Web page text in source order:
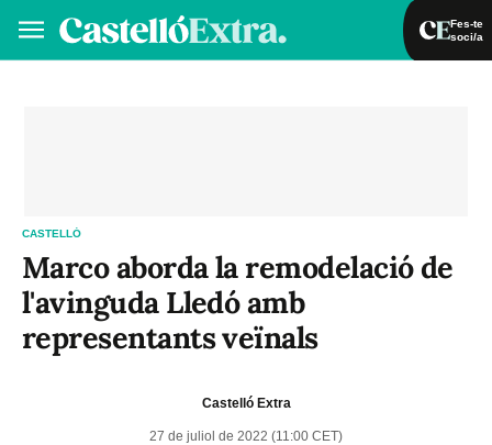
Fes-te
soci/a
CASTELLÓ
Marco aborda la remodelació de
l'avinguda Lledó amb
representants veïnals
Castelló Extra
27 de juliol de 2022 (11:00 CET)